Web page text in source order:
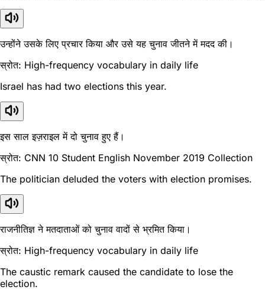
उन्होंने उसके लिए प्रचार किया और उसे यह चुनाव जीतने में मदद की।
स्रोत: High-frequency vocabulary in daily life
Israel has had two elections this year.
इस साल इज़राइल में दो चुनाव हुए हैं।
स्रोत: CNN 10 Student English November 2019 Collection
The politician deluded the voters with election promises.
राजनीतिज्ञ ने मतदाताओं को चुनाव वादों से भ्रमित किया।
स्रोत: High-frequency vocabulary in daily life
The caustic remark caused the candidate to lose the
election.